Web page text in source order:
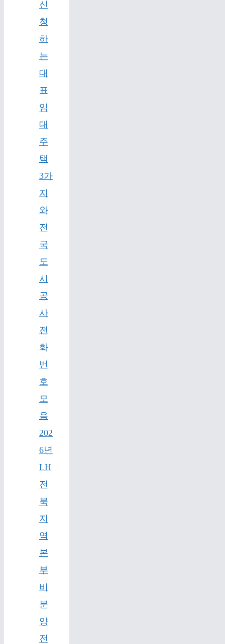
신
청
하
는
대
표
임
대
주
택
3가
지
와
전
국
도
시
공
사
전
화
번
호
모
음
202
6년
LH
전
북
지
역
본
부
비
분
양
전